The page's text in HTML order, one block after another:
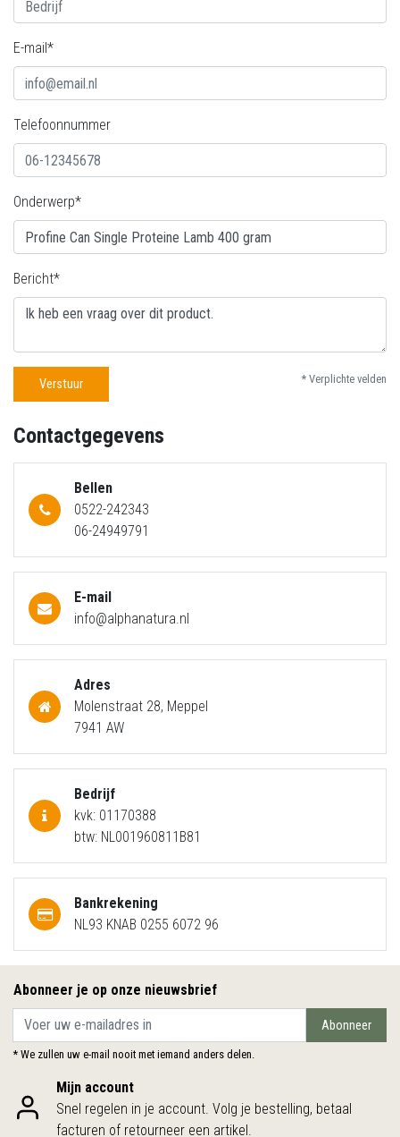
E-mail*
Telefoonnummer
Onderwerp*
Bericht*
Verstuur * Verplichte velden
Contactgegevens
Bellen
0522-242343
06-24949791
E-mail
info@alphanatura.nl
Adres
Molenstraat 28, Meppel
7941 AW
Bedrijf
kvk: 01170388
btw: NL001960811B81
Bankrekening
NL93 KNAB 0255 6072 96
Abonneer je op onze nieuwsbrief
Abonneer
* We zullen uw e-mail nooit met iemand anders delen.
Mijn account
Snel regelen in je account. Volg je bestelling, betaal
facturen of retourneer een artikel.